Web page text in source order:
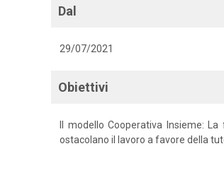
Dal
29/07/2021
Obiettivi
Il modello Cooperativa Insieme:
ostacolano il lavoro a favore della